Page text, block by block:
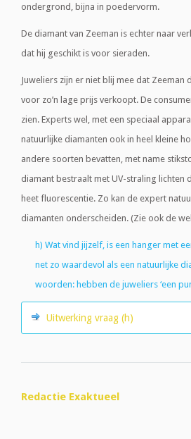
ondergrond, bijna in poedervorm.
De diamant van Zeeman is echter naar
dat hij geschikt is voor sieraden.
Juweliers zijn er niet blij mee dat Zeeman
voor zo’n lage prijs verkoopt. De
zien. Experts wel, met een speciaal
natuurlijke diamanten ook in heel kleine
andere soorten bevatten, met name
diamant bestraalt met UV-straling lichten
heet fluorescentie. Zo kan de expert
diamanten onderscheiden. (Zie ook de
h) Wat vind jijzelf, is een hanger met
net zo waardevol als een natuurlijke
woorden: hebben de juweliers ‘een
Uitwerking vraag (h)
Redactie Exaktueel